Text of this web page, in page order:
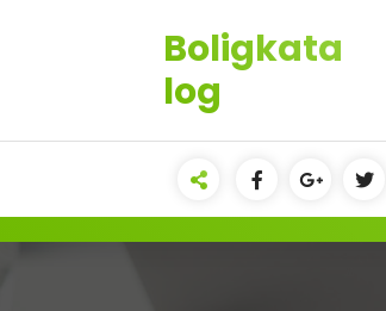
Boligkata
log